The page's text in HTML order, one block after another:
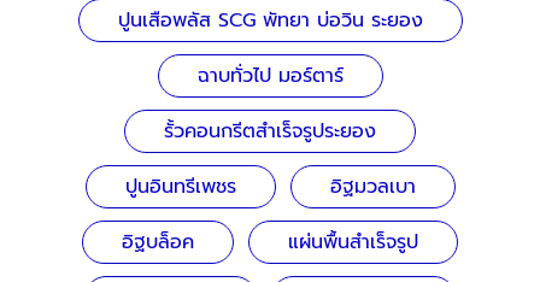
ปูนเสือพลัส SCG พัทยา บ่อวิน ระยอง
ฉาบทั่วไป มอร์ตาร์
รั้วคอนกรีตสำเร็จรูประยอง
ปูนอินทรีเพชร
อิฐมวลเบา
อิฐบล็อค
แผ่นพื้นสำเร็จรูป